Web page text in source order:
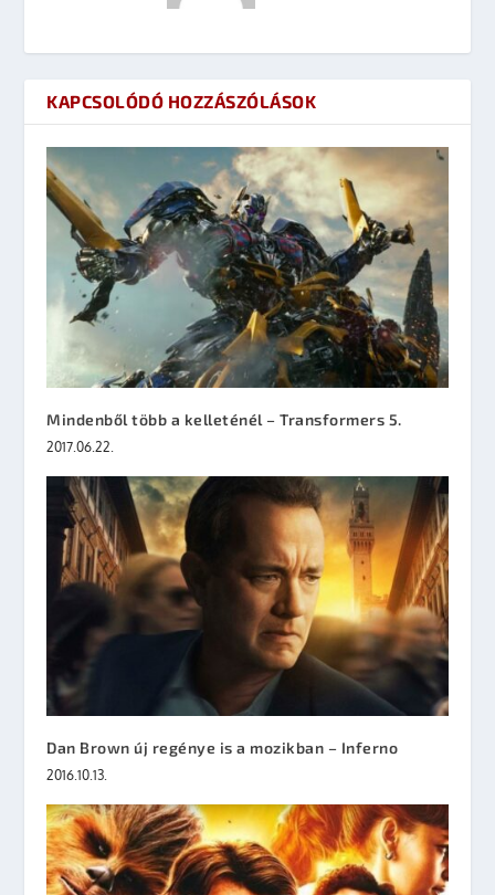
KAPCSOLÓDÓ HOZZÁSZÓLÁSOK
Mindenből több a kelleténél – Transformers 5.
2017.06.22.
Dan Brown új regénye is a mozikban – Inferno
2016.10.13.